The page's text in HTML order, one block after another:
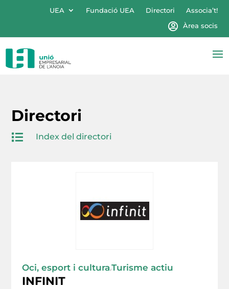
UEA Fundació UEA Directori
Associa’t!
Àrea socis
Directori
 Index del directori
Oci, esport i cultura /Turisme actiu
INFINIT